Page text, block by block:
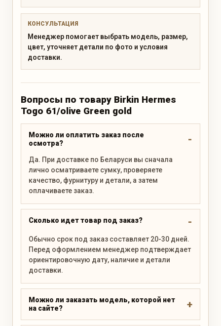
КОНСУЛЬТАЦИЯ
Менеджер помогает выбрать модель, размер,
цвет, уточняет детали по фото и условия
доставки.
Вопросы по товару Birkin Hermes
Togo 61/olive Green gold
Можно ли оплатить заказ после
осмотра?
Да. При доставке по Беларуси вы сначала
лично осматриваете сумку, проверяете
качество, фурнитуру и детали, а затем
оплачиваете заказ.
Сколько идет товар под заказ?
Обычно срок под заказ составляет 20-30 дней.
Перед оформлением менеджер подтверждает
ориентировочную дату, наличие и детали
доставки.
Можно ли заказать модель, которой нет
на сайте?